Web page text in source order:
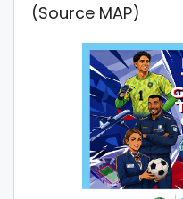
(Source MAP)